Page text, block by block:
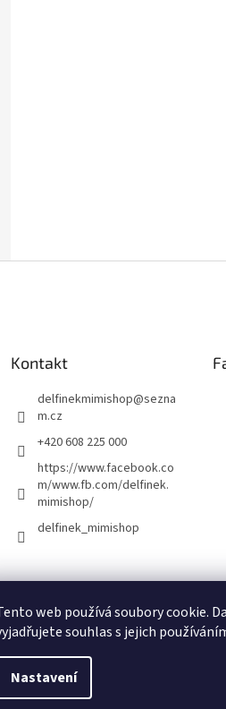
web používá soubory cookie.
souhlas s jejich
Nastavení
doba : Po - St
Kontakt
delfinekmimishop@sezna
m.cz
+420 608 225 000
https://www.facebook.co
m/www.fb.com/delfinek.
mimishop/
delfinek_mimishop
Obchodní
Olomouc